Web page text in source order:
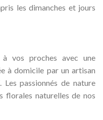
les dimanches et jours
vos proches avec une
à domicile par un artisan
passionnés de nature
florales naturelles de nos